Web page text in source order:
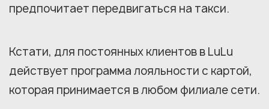
предпочитает передвигаться на такси.
Кстати, для постоянных клиентов в LuLu
действует программа лояльности с картой,
которая принимается в любом филиале сети.